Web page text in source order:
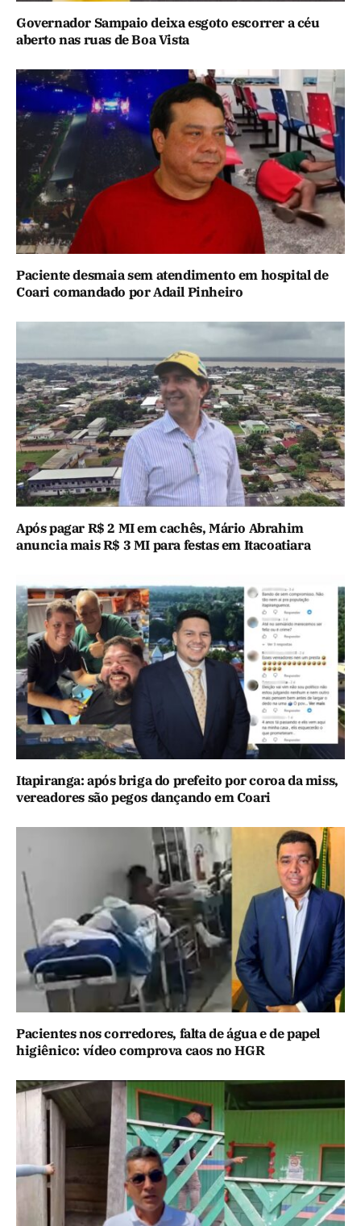
Governador Sampaio deixa esgoto escorrer a céu
aberto nas ruas de Boa Vista
Paciente desmaia sem atendimento em hospital de
Coari comandado por Adail Pinheiro
Após pagar R$ 2 MI em cachês, Mário Abrahim
anuncia mais R$ 3 MI para festas em Itacoatiara
Itapiranga: após briga do prefeito por coroa da miss,
vereadores são pegos dançando em Coari
Pacientes nos corredores, falta de água e de papel
higiênico: vídeo comprova caos no HGR